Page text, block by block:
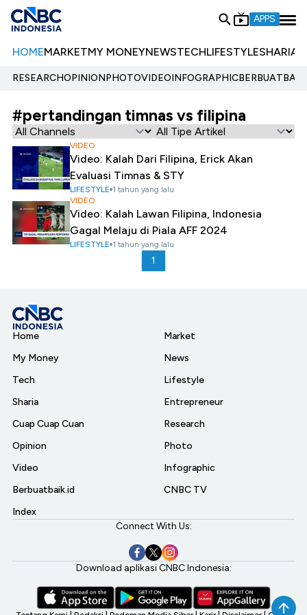
APPS
HOMEMARKETMY MONEYNEWSTECHLIFESTYLESHARIA
RESEARCHOPINIONPHOTOVIDEOINFOGRAPHIC
#pertandingan timnas vs filipina
VIDEO
Video: Kalah Dari Filipina, Erick Akan
Evaluasi Timnas & STY
LIFESTYLE 1 tahun yang lalu
VIDEO
Video: Kalah Lawan Filipina, Indonesia
Gagal Melaju di Piala AFF 2024
LIFESTYLE 1 tahun yang lalu
1
Home
My Money
Tech
Sharia
Cuap Cuap Cuan
Opinion
Video
Berbuatbaik.id
Index
Market
News
Lifestyle
Entrepreneur
Research
Photo
Infographic
CNBC TV
Connect With Us:
Download aplikasi CNBC Indonesia: